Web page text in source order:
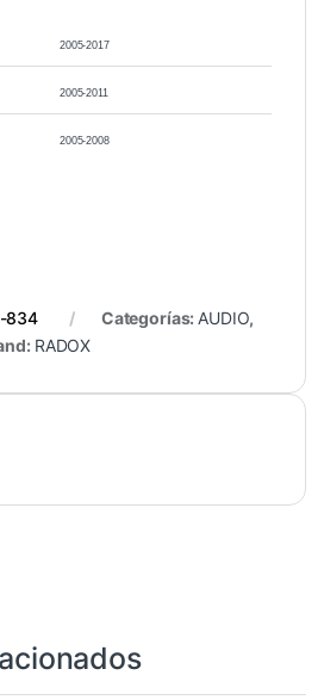
2005-2017
2005-2011
2005-2008
834 Categorías: AUDIO,
RADOX